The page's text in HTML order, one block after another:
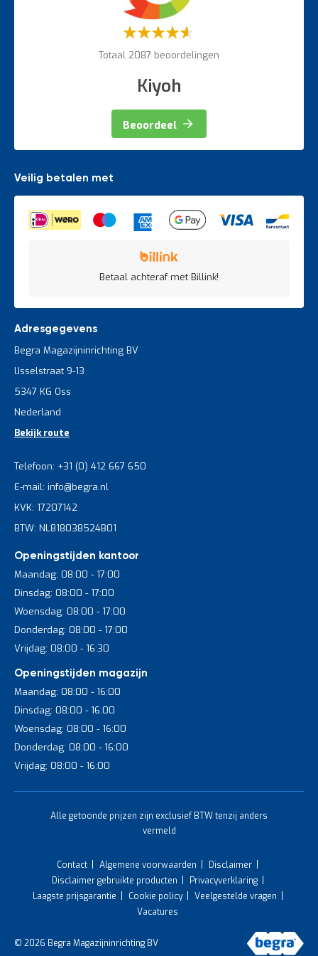
Waardering:
Totaal 2087 beoordelingen
Kiyoh
Beoordeel
Veilig betalen met
Betaal achteraf met Billink!
Adresgegevens
Begra Magazijninrichting BV
IJsselstraat 9-13
5347 KG Oss
Nederland
Bekijk route
Telefoon: +31 (0) 412 667 650
E-mail: info@begra.nl
KVK: 17207142
BTW: NL818038524B01
Openingstijden kantoor
Maandag: 08:00 - 17:00
Dinsdag: 08:00 - 17:00
Woensdag: 08:00 - 17:00
Donderdag: 08:00 - 17:00
Vrijdag: 08:00 - 16:30
Openingstijden magazijn
Maandag: 08:00 - 16:00
Dinsdag: 08:00 - 16:00
Woensdag: 08:00 - 16:00
Donderdag: 08:00 - 16:00
Vrijdag: 08:00 - 16:00
Alle getoonde prijzen zijn exclusief BTW tenzij anders
vermeld
Contact Algemene voorwaarden
Disclaimer
Disclaimer gebruikte producten
Privacyverklaring
Laagste prijsgarantie
Cookie policy
Veelgestelde vragen
Vacatures
© 2026 Begra Magazijninrichting BV